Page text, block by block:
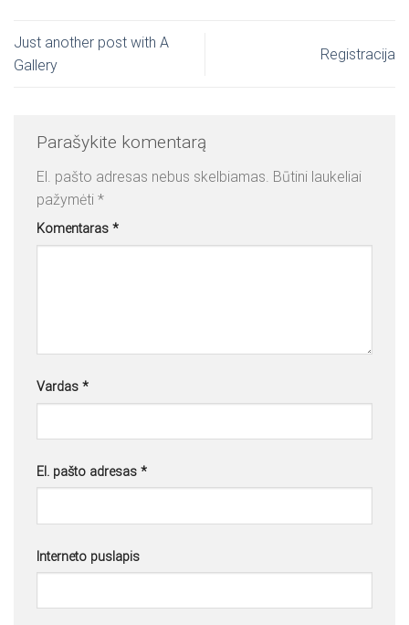
Just another post with A
Gallery
Registracija
Parašykite komentarą
El. pašto adresas nebus skelbiamas. Būtini laukeliai
pažymėti *
Komentaras *
Vardas *
El. pašto adresas *
Interneto puslapis